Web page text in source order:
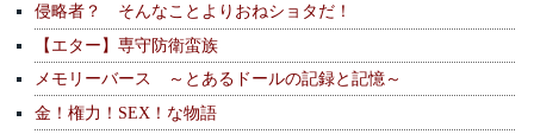
侵略者？ そんなことよりおねショタだ！
【エター】専守防衛蛮族
メモリーバース ～とあるドールの記録と記憶～
金！権力！SEX！な物語